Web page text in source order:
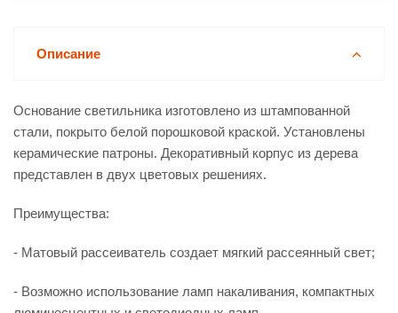
Описание
Основание светильника изготовлено из штампованной
стали, покрыто белой порошковой краской. Установлены
керамические патроны. Декоративный корпус из дерева
представлен в двух цветовых решениях.
Преимущества:
- Матовый рассеиватель создает мягкий рассеянный свет;
- Возможно использование ламп накаливания, компактных